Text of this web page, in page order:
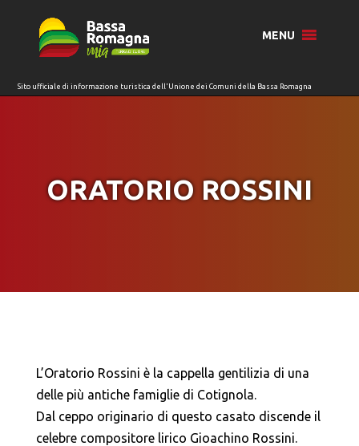
MENU
ORATORIO ROSSINI
L’Oratorio Rossini è la cappella gentilizia di una
delle più antiche famiglie di Cotignola.
Dal ceppo originario di questo casato discende il
celebre compositore lirico Gioachino Rossini.